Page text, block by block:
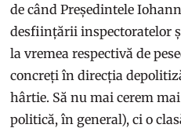
de când Președintele
desființării inspectoratelor
la vremea respectivă de
concreți în direcția
hârtie. Să nu mai cerem
politică, în general), ci o